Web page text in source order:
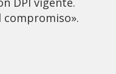
compromiso».